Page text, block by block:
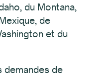
du Montana,
de
et du
demandes de